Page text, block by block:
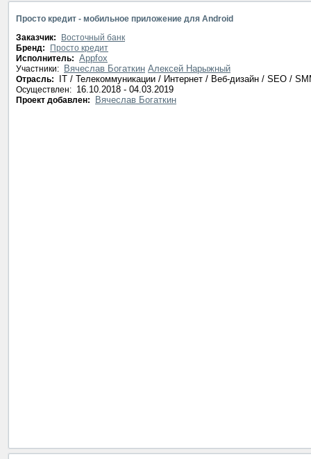
Просто кредит - мобильное приложение для Android
Заказчик:
Восточный банк
Бренд:
Просто кредит
Исполнитель: Appfox
Участники: Вячеслав Богаткин Алексей Нарыжный
Отрасль: IT / Телекоммуникации / Интернет / Веб-дизайн / SEO /
Осуществлен: 16.10.2018 - 04.03.2019
Проект добавлен: Вячеслав Богаткин